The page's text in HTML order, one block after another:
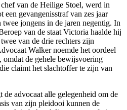
van de Heilige Stoel, werd in
een gevangenisstraf van zes jaar
jongens in de jaren negentig. In
van de staat Victoria haalde hij
van de drie rechters zijn
Walker noemde het oordeel
omdat de gehele bewijsvoering
claimt het slachtoffer te zijn van
advocaat alle gelegenheid om de
van zijn pleidooi kunnen de